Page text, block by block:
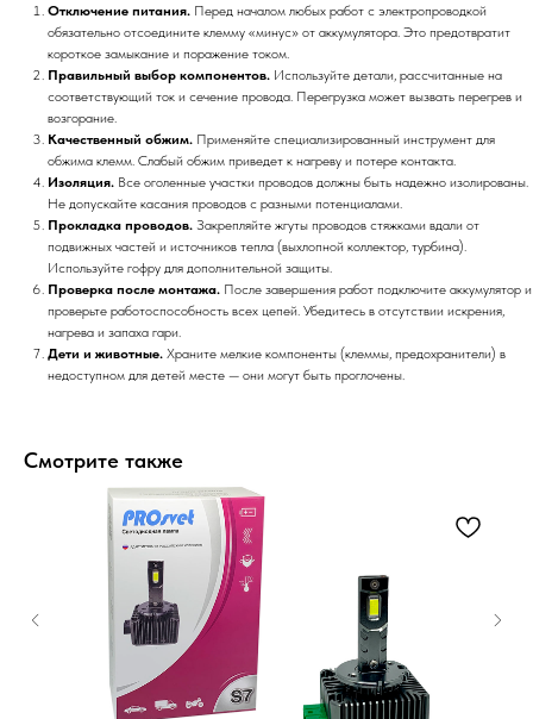
Отключение питания. Перед началом любых работ с электропроводкой
обязательно отсоедините клемму «минус» от аккумулятора. Это предотвратит
короткое замыкание и поражение током.
Правильный выбор компонентов. Используйте детали, рассчитанные на
соответствующий ток и сечение провода. Перегрузка может вызвать перегрев и
возгорание.
Качественный обжим. Применяйте специализированный инструмент для
обжима клемм. Слабый обжим приведет к нагреву и потере контакта.
Изоляция. Все оголенные участки проводов должны быть надежно изолированы.
Не допускайте касания проводов с разными потенциалами.
Прокладка проводов. Закрепляйте жгуты проводов стяжками вдали от
подвижных частей и источников тепла (выхлопной коллектор, турбина).
Используйте гофру для дополнительной защиты.
Проверка после монтажа. После завершения работ подключите аккумулятор и
проверьте работоспособность всех цепей. Убедитесь в отсутствии искрения,
нагрева и запаха гари.
Дети и животные. Храните мелкие компоненты (клеммы, предохранители) в
недоступном для детей месте — они могут быть проглочены.
Смотрите также